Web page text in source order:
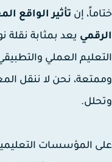
إنتأثير الواقع
يعد بمثابة نقلة
العملي
نحن لا ننقل
المؤسسات التعليمية